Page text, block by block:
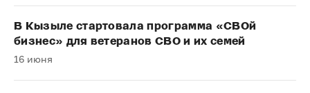
В Кызыле стартовала программа «СВОй
бизнес» для ветеранов СВО и их семей
16 июня